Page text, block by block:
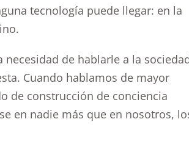
tecnología puede llegar: en la
de hablarle a la
Cuando hablamos de mayor
de construcción de conciencia
en nadie más que en nosotros,